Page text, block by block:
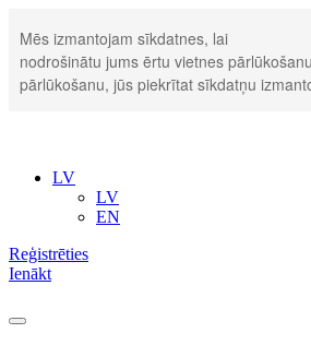
Mēs izmantojam sīkdatnes, lai
nodrošinātu jums ērtu vietnes
pārlūkošanu, jūs piekrītat sīkdatņu
LV
LV
EN
Reģistrēties
Ienākt